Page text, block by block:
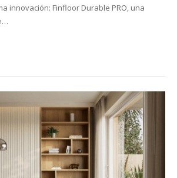
innovación: Finfloor Durable PRO, una